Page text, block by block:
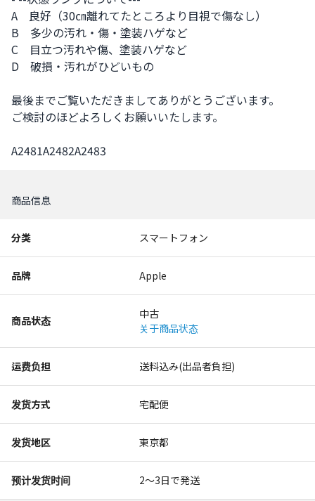
A　良好（30㎝離れてたところより目視で傷なし）
B　多少の汚れ・傷・塗装ハゲなど
C　目立つ汚れや傷、塗装ハゲなど
D　破損・汚れがひどいもの
最後までご覧いただきましてありがとうございます。
ご検討のほどよろしくお願いいたします。
A2481A2482A2483
商品信息
分类 スマートフォン
品牌 Apple
商品状态
中古
关于商品状态
运费负担 送料込み(出品者負担)
发货方式 宅配便
发货地区 東京都
预计发货时间 2〜3日で発送